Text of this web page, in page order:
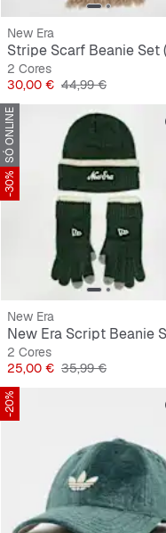
New Era
2 Cores
Preço
30,00 € Preço original
44,99 €
SÓ ONLINE
-30%
New Era
2 Cores
Preço
25,00 € Preço original
35,99 €
-20%